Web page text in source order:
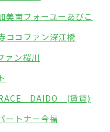
美南フォーユーあびこ
ココファン深江橋
ァン桜川
DAIDO (賃貸)
ートナー今福